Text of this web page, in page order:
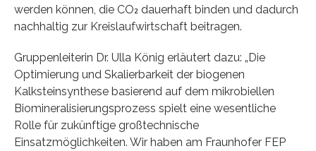
werden können, die CO₂ dauerhaft binden und dadurch
nachhaltig zur Kreislaufwirtschaft beitragen.
Gruppenleiterin Dr. Ulla König erläutert dazu: „Die
Optimierung und Skalierbarkeit der biogenen
Kalksteinsynthese basierend auf dem mikrobiellen
Biomineralisierungsprozess spielt eine wesentliche
Rolle für zukünftige großtechnische
Einsatzmöglichkeiten. Wir haben am Fraunhofer FEP